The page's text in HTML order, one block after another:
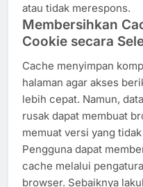
atau tidak merespons.
Membersihkan
Cookie secara
Cache menyimpan
halaman agar akses
lebih cepat. Namun,
rusak dapat membuat
memuat versi yang
Pengguna dapat
cache melalui
browser. Sebaiknya